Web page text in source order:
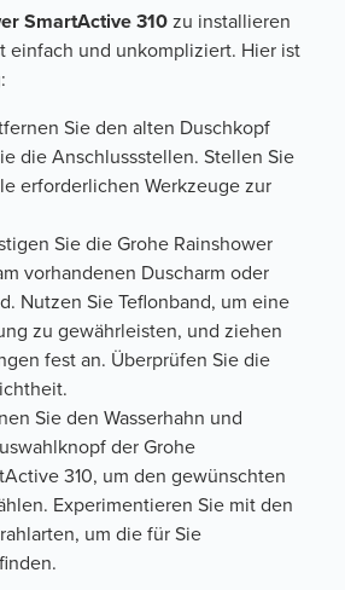
SmartActive 310zu installieren
einfach und unkompliziert. Hier ist
Sie den alten Duschkopf
die Anschlussstellen. Stellen Sie
erforderlichen Werkzeuge zur
Sie die Grohe Rainshower
vorhandenen Duscharm oder
Nutzen Sie Teflonband, um eine
zu gewährleisten, und ziehen
fest an. Überprüfen Sie die
Sie den Wasserhahn und
der Grohe
310, um den gewünschten
Experimentieren Sie mit den
um die für Sie